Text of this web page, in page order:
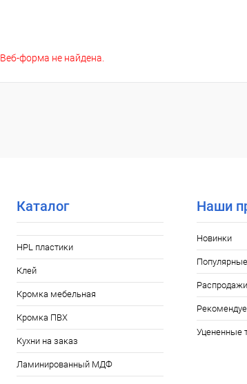
Купить в 1 клик
В избранное В наличии
Веб-форма не найдена.
Каталог
HPL пластики
Клей
Кромка мебельная
Кромка ПВХ
Кухни на заказ
Ламинированный МДФ
Наши
Новинки
Уцененные